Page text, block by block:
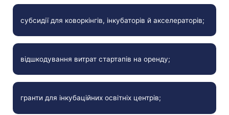
субсидії для коворкінгів, інкубаторів й акселераторів;
відшкодування витрат стартапів на оренду;
гранти для інкубаційних освітніх центрів;